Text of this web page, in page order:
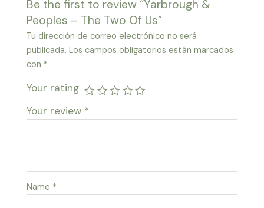
Be the first to review “Yarbrough &
Peoples – The Two Of Us”
Tu dirección de correo electrónico no será
publicada. Los campos obligatorios están marcados
con *
Your rating
Your review *
Name *